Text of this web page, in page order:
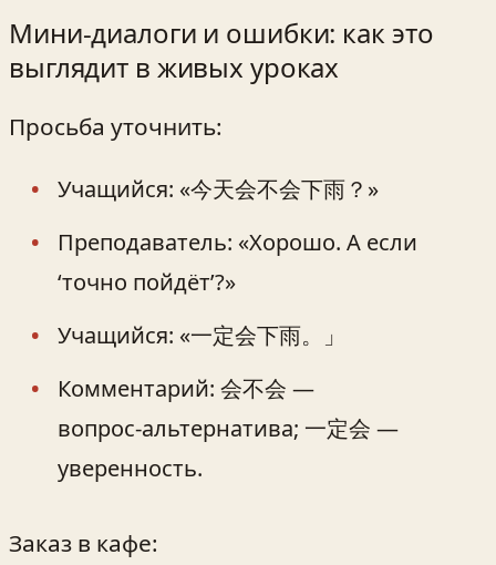
Мини‑диалоги и ошибки: как это
выглядит в живых уроках
Просьба уточнить:
Учащийся: «今天会不会下雨？»
Преподаватель: «Хорошо. А если
‘точно пойдёт’?»
Учащийся: «一定会下雨。」
Комментарий: 会不会 —
вопрос‑альтернатива; 一定会 —
уверенность.
Заказ в кафе: